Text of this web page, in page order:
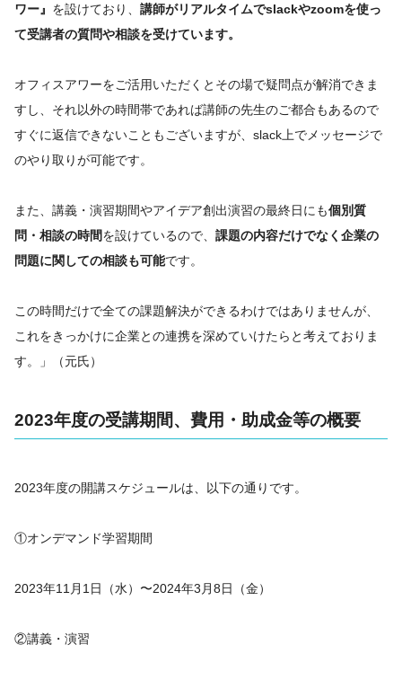
ワー』 を設けており、 講師がリアルタイムでslackやzoomを使っ
て受講者の質問や相談を受けています。
オフィスアワーをご活用いただくとその場で疑問点が解消できま
すし、それ以外の時間帯であれば講師の先生のご都合もあるので
すぐに返信できないこともございますが、slack上でメッセージで
のやり取りが可能です。
また、講義・演習期間やアイデア創出演習の最終日にも個別質
問・相談の時間を設けているので、 課題の内容だけでなく企業の
問題に関しての相談も可能です。
この時間だけで全ての課題解決ができるわけではありませんが、
これをきっかけに企業との連携を深めていけたらと考えておりま
す。」（元氏）
2023年度の受講期間、費用・助成金等の概要
2023年度の開講スケジュールは、以下の通りです。
①オンデマンド学習期間
2023年11月1日（水）〜2024年3月8日（金）
②講義・演習